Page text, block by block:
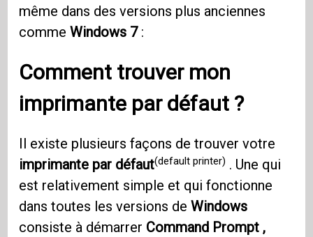
même dans des versions plus anciennes
commeWindows 7:
Comment trouver mon
imprimante par défaut ?
Il existe plusieurs façons de trouver votre
imprimante par défaut(default printer) . Une qui
est relativement simple et qui fonctionne
dans toutes les versions deWindows
consiste à démarrer Command Prompt ,